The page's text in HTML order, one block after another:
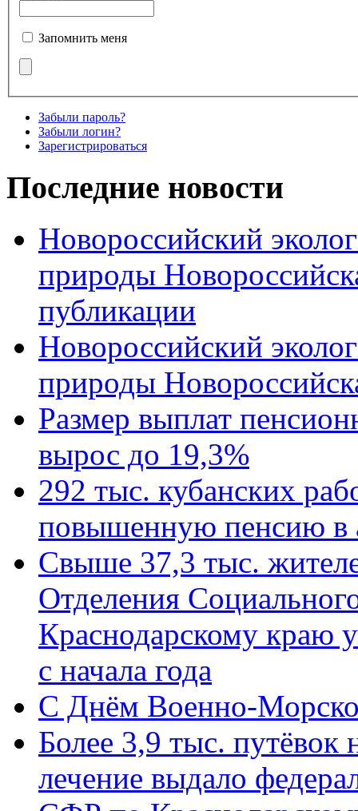
Запомнить меня
Забыли пароль?
Забыли логин?
Зарегистрироваться
Последние новости
Новороссийский
природы
публикации
Новороссийский
природы
Размер выплат
вырос до 19,3%
292 тыс. кубанских
повышенную пенсию в
Свыше 37,3 тыс.
Отделения
Краснодарскому краю
с начала года
C Днём Военно-
Более 3,9 тыс. путёвок
лечение выдало